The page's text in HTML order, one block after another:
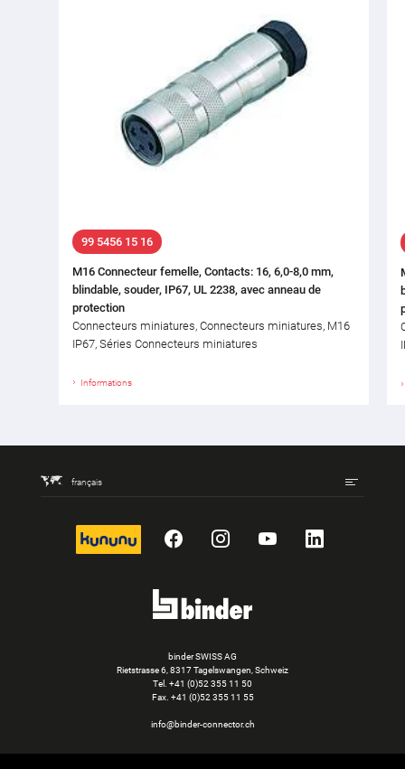
99 5456 15 16
M16 Connecteur femelle, Contacts: 16, 6,0-8,0 mm,
blindable, souder, IP67, UL 2238, avec anneau de
protection
Connecteurs miniatures, Connecteurs miniatures, M16
IP67, Séries Connecteurs miniatures
Informations
français
kununu FacebookInstagram
YouTubeLinkedIn
binder SWISS AG
Rietstrasse 6, 8317 Tagelswangen, Schweiz
Tel. +41 (0)52 355 11 50
Fax. +41 (0)52 355 11 55
info@binder-connector.ch